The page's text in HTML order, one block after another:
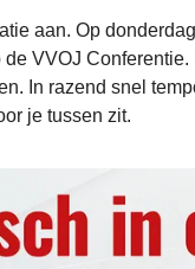
aan. Op
VVOJ
In razend snel
je tussen zit.